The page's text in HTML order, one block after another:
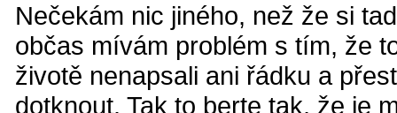
Nečekám nic jiného, než že si
občas mívám problém s tím, že
životě nenapsali ani řádku a
dotknout. Tak to berte tak, že je